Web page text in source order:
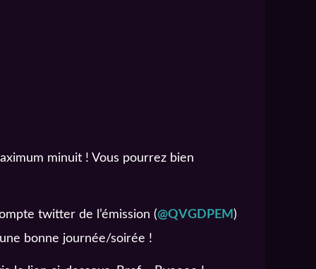
minuit ! Vous pourrez bien
twitter de l’émission (@QVGDPEM )
bonne journée/soirée !